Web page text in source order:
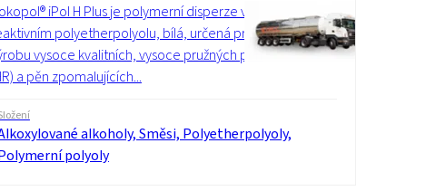
iPol H Plus je polymerní disperze v
polyetherpolyolu, bílá, určená pro
vysoce kvalitních, vysoce pružných pěn
a pěn zpomalujících...
alkoholy, Směsi, Polyetherpolyoly,
polyoly